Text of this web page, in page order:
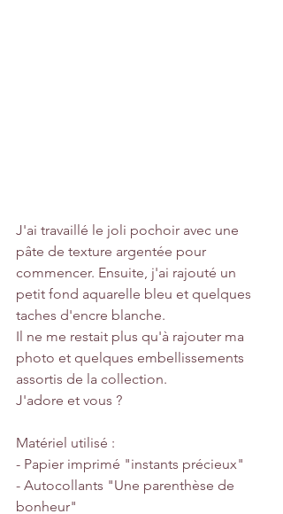
J'ai travaillé le joli pochoir avec une
pâte de texture argentée pour
commencer. Ensuite, j'ai rajouté un
petit fond aquarelle bleu et quelques
taches d'encre blanche.
Il ne me restait plus qu'à rajouter ma
photo et quelques embellissements
assortis de la collection.
J'adore et vous ?
Matériel utilisé :
- Papier imprimé "instants précieux"
- Autocollants "Une parenthèse de
bonheur"